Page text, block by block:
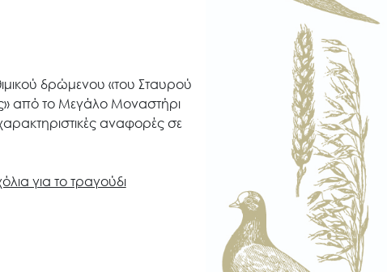
δρώμενου «του Σταυρού
από το Μεγάλο Μοναστήρι
αναφορές σε
για το τραγούδι